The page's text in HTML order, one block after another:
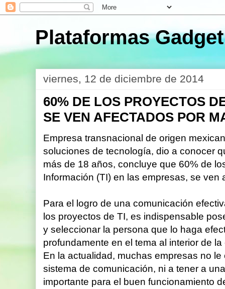
Plataformas Gadget
viernes, 12 de diciembre de 2014
60% DE LOS PROYECTOS
SE VEN AFECTADOS POR
Empresa transnacional de origen
soluciones de tecnología, dio a conocer
más de 18 años, concluye que 60% de
Información (TI) en las empresas, se
Para el logro de una comunicación
los proyectos de TI, es indispensable
y seleccionar la persona que lo haga
profundamente en el tema al interior de
En la actualidad, muchas empresas no
sistema de comunicación, ni a tener a
importante para el buen funcionamiento